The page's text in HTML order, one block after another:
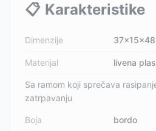
📋 Karakteristike
Dimenzije
Materijal livena
Sa ramom koji sprečava
zatrpavanju
Boja bordo